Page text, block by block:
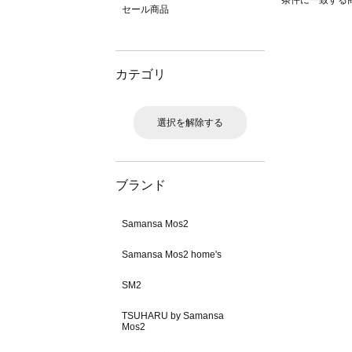
セール商品
カテゴリ
選択を解除する
ブランド
Samansa Mos2
Samansa Mos2 home's
SM2
TSUHARU by Samansa
Mos2